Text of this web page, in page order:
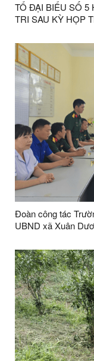
TỔ ĐẠI BIỂU SỐ 5
TRI SAU KỲ HỌP
Đoàn công tác
UBND xã Xuân
địa bàn xã Xuân